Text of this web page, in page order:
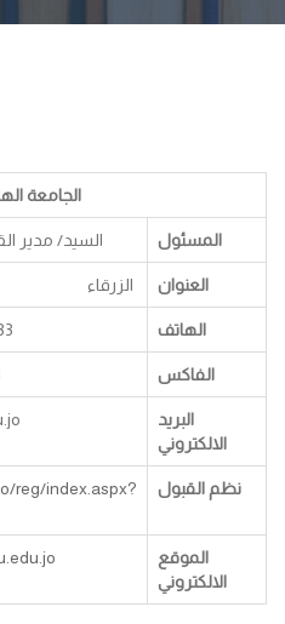
الجامعة
المسئول السيد/ مدير
العنوان الزرقاء
الهاتف
الفاكس
البريد
الالكتروني
نظم القبول
reg/index.aspx?
الموقع
الالكتروني